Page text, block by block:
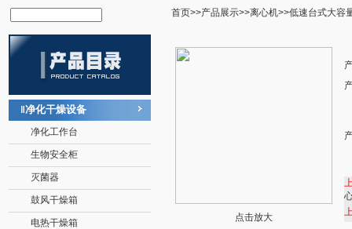
净化干燥设备
净化工作台
生物安全柜
灭菌器
鼓风干燥箱
电热干燥箱
首页>>产品展示>>离心机>>低速台式大容
点击放大